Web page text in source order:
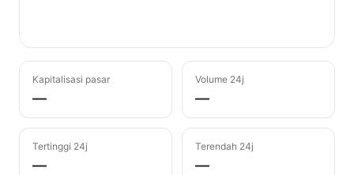
Kapitalisasi pasar
—
Volume 24j
—
Tertinggi 24j
—
Terendah 24j
—